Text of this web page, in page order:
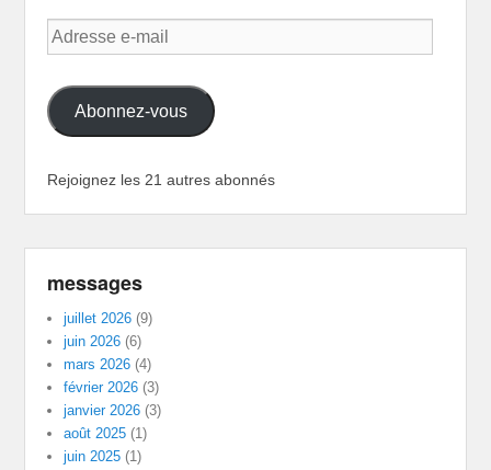
Adresse
e-
Abonnez-vous
Rejoignez les 21 autres abonnés
messages
juillet 2026 (9)
juin 2026 (6)
mars 2026 (4)
février 2026 (3)
janvier 2026 (3)
août 2025 (1)
juin 2025 (1)